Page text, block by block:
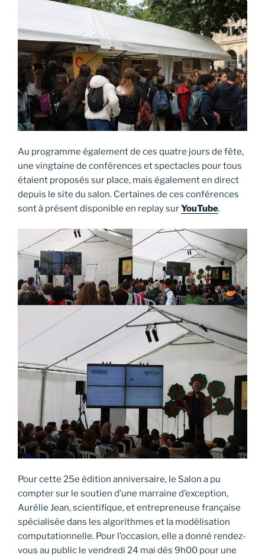
Au programme également de ces quatre jours de fête,
une vingtaine de conférences et spectacles pour tous
étaient proposés sur place, mais également en direct
depuis le site du salon. Certaines de ces conférences
sont à présent disponible en replay surYouTube.
Pour cette 25e édition anniversaire, le Salon a pu
compter sur le soutien d’une marraine d’exception,
Aurélie Jean, scientifique, et entrepreneuse française
spécialisée dans les algorithmes et la modélisation
computationnelle. Pour l’occasion, elle a donné rendez-
vous au public le vendredi 24 mai dès 9h00 pour une